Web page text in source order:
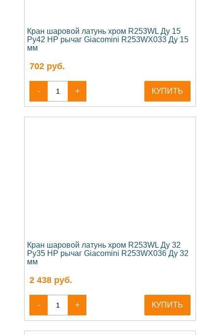
Кран шаровой латунь хром R253WL Ду 15
Ру42 НР рычаг Giacomini R253WX033 Ду 15
мм
702 руб.
- + КУПИТЬ
Кран шаровой латунь хром R253WL Ду 32
Ру35 НР рычаг Giacomini R253WX036 Ду 32
мм
2 438 руб.
- + КУПИТЬ